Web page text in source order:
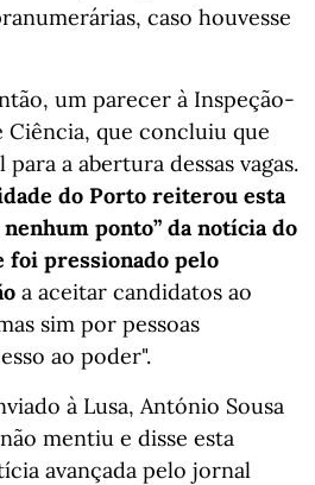
caso houvesse
um parecer à Inspeção-
Ciência, que concluiu que
a abertura dessas vagas.
do Porto reiterou esta
ponto” da notícia do
pressionado pelo
a aceitar candidatos ao
sim por pessoas
ao poder".
à Lusa, António Sousa
mentiu e disse esta
avançada pelo jornal